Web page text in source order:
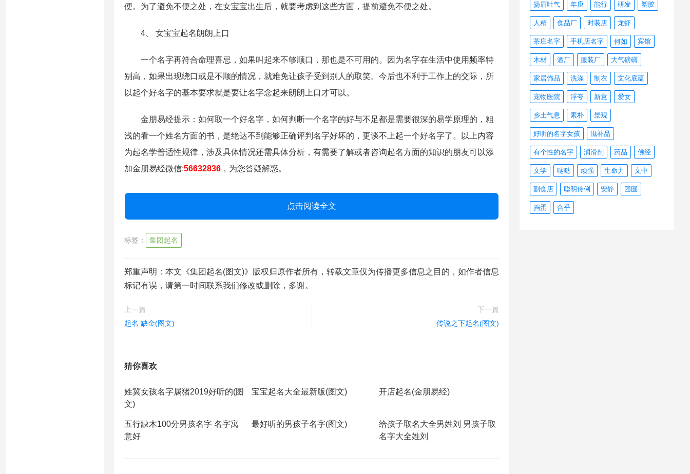
便。为了避免不便之处，在女宝宝出生后，就要考虑到这些方面，提前避免不便之处。
4、 女宝宝起名朗朗上口
一个名字再符合命理喜忌，如果叫起来不够顺口，那也是不可用的。因为名字在生活中使用频率特
别高，如果出现绕口或是不顺的情况，就难免让孩子受到别人的取笑。今后也不利于工作上的交际，所
以起个好名字的基本要求就是要让名字念起来朗朗上口才可以。
金朋易经提示：如何取一个好名字，如何判断一个名字的好与不足都是需要很深的易学原理的，粗
浅的看一个姓名方面的书，是绝达不到能够正确评判名字好坏的，更谈不上起一个好名字了。以上内容
为起名学普适性规律，涉及具体情况还需具体分析，有需要了解或者咨询起名方面的知识的朋友可以添
加金朋易经微信:56632836 ，为您答疑解惑。
点击阅读全文
标签： 集团起名
郑重声明：本文《集团起名(图文)》版权归原作者所有，转载文章仅为传播更多信息之目的，如作者信息
标记有误，请第一时间联系我们修改或删除，多谢。
上一篇
起名 缺金(图文)
下一篇
传说之下起名(图文)
猜你喜欢
姓冀女孩名字属猪2019好听的(图
文)
宝宝起名大全最新版(图文) 开店起名(金朋易经)
五行缺木100分男孩名字 名字寓
意好
最好听的男孩子名字(图文)
给孩子取名大全男姓刘 男孩子取
名字大全姓刘
扬眉吐气 年庚 能行 研发 塑胶
人精 食品厂 时装店 龙虾
茶庄名字 手机店名字 何如 宾馆
木材 酒厂 服装厂 大气磅礴
家居饰品 洗涤 制衣 文化底蕴
宠物医院 浮夸 新意 爱女
乡土气息 素朴 景观
好听的名字女孩 滋补品
有个性的名字 润滑剂 药品 佛经
文学 哒哒 顽强 生命力 文中
副食店 聪明伶俐 安静 团圆
捣蛋 合乎